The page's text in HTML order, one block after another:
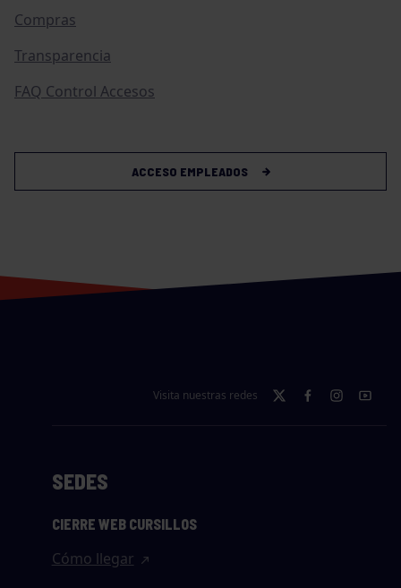
Compras
Transparencia
FAQ Control Accesos
ACCESO EMPLEADOS
Visita nuestras redes
SEDES
CIERRE WEB CURSILLOS
Cómo llegar